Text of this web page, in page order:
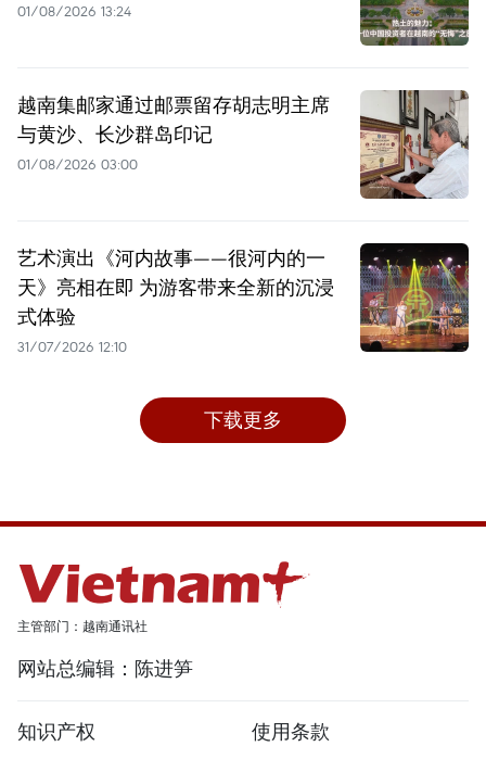
01/08/2026 13:24
越南集邮家通过邮票留存胡志明主席
与黄沙、长沙群岛印记
01/08/2026 03:00
艺术演出《河内故事——很河内的一
天》亮相在即 为游客带来全新的沉浸
式体验
31/07/2026 12:10
下载更多
主管部门：越南通讯社
网站总编辑：陈进笋
知识产权
使用条款